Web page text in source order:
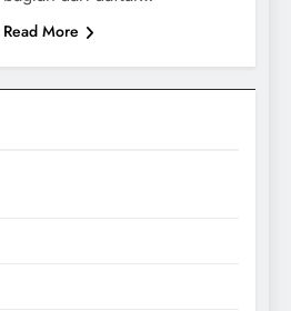
Read More